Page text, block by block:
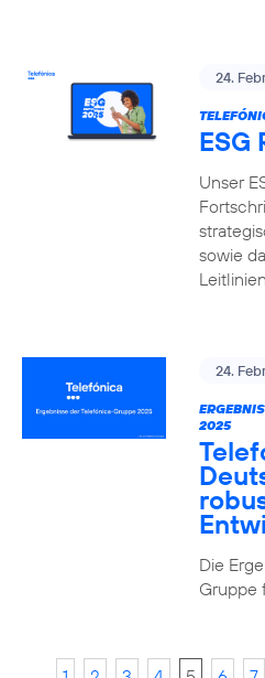
24.
ESG
Unser
sowie
24.
2025
Die
Gruppe